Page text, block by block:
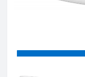
немає в